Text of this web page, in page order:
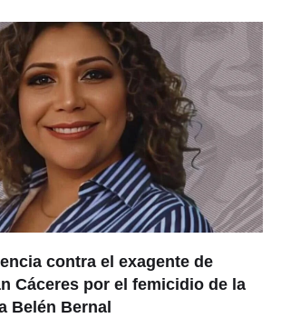
contra el exagente de
Cáceres por el femicidio de la
Belén Bernal